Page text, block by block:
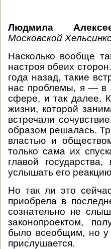
Людмила
Московской
Насколько вообще
настроя обеих
года назад, такие
нас проблемы, я — в
сфере, и так далее.
жизни, которой
встречали
образом решалась.
властью и
только сама их
главой
услышать его
Но так ли это
приобрела в
сознательно не
законопроектом,
было всеобщим, но у
прислушается.